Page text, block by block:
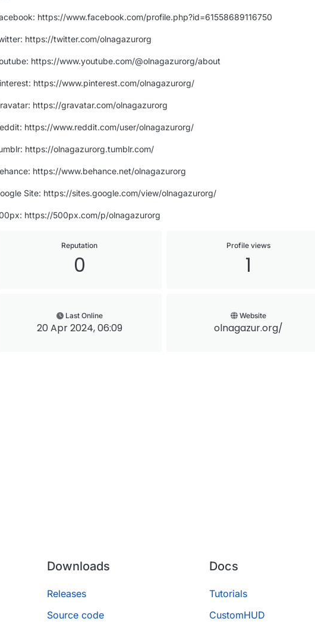
https://www.facebook.com/profile.php?id=61558689116750
https://twitter.com/olnagazurorg
https://www.youtube.com/@olnagazurorg/about
https://www.pinterest.com/olnagazurorg/
https://gravatar.com/olnagazurorg
https://www.reddit.com/user/olnagazurorg/
https://olnagazurorg.tumblr.com/
https://www.behance.net/olnagazurorg
Site: https://sites.google.com/view/olnagazurorg/
https://500px.com/p/olnagazurorg
Reputation
0
Profile views
1
Last Online
20 Apr 2024, 06:09
Website
olnagazur.org/
Downloads
Releases
Source code
Docs
Tutorials
CustomHUD